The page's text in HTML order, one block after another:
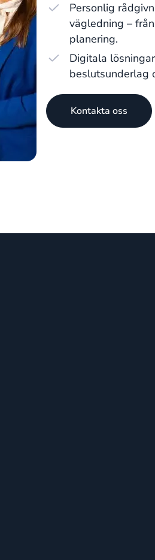
Personlig
vägledning –
planering.
Digitala
beslutsunderlag
Kontakta oss